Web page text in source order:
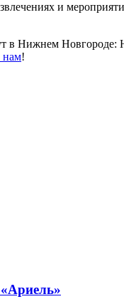
и
в Нижнем Новгороде:
нам!